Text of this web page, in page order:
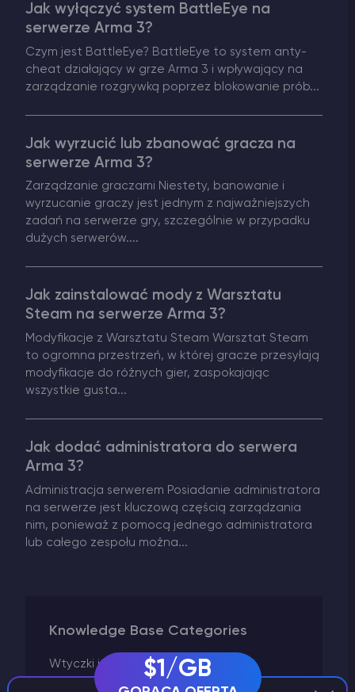
Jak wyłączyć system BattleEye na
serwerze Arma 3?
Czym jest BattleEye? BattleEye to system anty-
cheat działający w grze Arma 3 i wpływający na
zarządzanie rozgrywką poprzez blokowanie prób...
Jak wyrzucić lub zbanować gracza na
serwerze Arma 3?
Zarządzanie graczami Niestety, banowanie i
wyrzucanie graczy jest jednym z najważniejszych
zadań na serwerze gry, szczególnie w przypadku
dużych serwerów....
Jak zainstalować mody z Warsztatu
Steam na serwerze Arma 3?
Modyfikacje z Warsztatu Steam Warsztat Steam
to ogromna przestrzeń, w której gracze przesyłają
modyfikacje do różnych gier, zaspokajając
wszystkie gusta...
Jak dodać administratora do serwera
Arma 3?
Administracja serwerem Posiadanie administratora
na serwerze jest kluczową częścią zarządzania
nim, ponieważ z pomocą jednego administratora
lub całego zespołu można...
Knowledge Base Categories
Wtyczki i modyfikacje
Vintage Story
$1/GB